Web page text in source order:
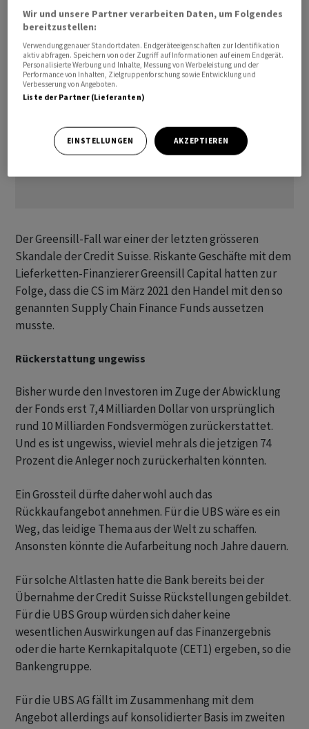
Der Greensill-Fall war einer der letzten grösseren
Skandale der Credit Suisse. Riskante Geschäfte mit dem
Lieferketten-Finanzierer Greensill Capital hatten zur
Folge, dass die CS im März 2021 den Handel mit den so
genannten Supply Chain Finance Funds aussetzen
musste.
Rückerstattung ungewiss
Bisher wurde den Investoren im Zuge der Abwicklung
der Fonds erst 7,4 Milliarden Dollar von ursprünglich
rund 10 Milliarden Fondsvermögen zurückerstattet.
Und es ist ungewiss, wieviel mehr als die jetzigen 74
Prozent die Anleger noch zurückerhalten könnten.
Ein Grossteil dürfte daher wohl auch das
Rückkaufangebot annehmen. Für die UBS wäre es ein
Weg, das leidige Thema aus der Welt zu schaffen.
Ansonsten könnte die Aufarbeitung noch Jahre dauern.
Für solche Altlasten hatte die Bank bereits bei der
Übernahme der Credit Suisse Rückstellungen gebildet.
Für die UBS Group würden sich daher keine
wesentlichen Auswirkungen auf das Finanzergebnis
oder die harte Kernkapitalquote (CET1) ergeben, so die
Bankengruppe.
Für die UBS AG fällt im Zusammenhang mit dem
Angebot allerdings auf konsolidierter Basis im zweiten
Wir und unsere Partner verarbeiten Daten, um Folgendes
bereitzustellen:
Verwendung genauer Standortdaten. Endgeräteeigenschaften zur Identifikation
aktiv abfragen. Speichern von oder Zugriff auf Informationen auf einem Endgerät.
Personalisierte Werbung und Inhalte, Messung von Werbeleistung und der
Performance von Inhalten, Zielgruppenforschung sowie Entwicklung und
Verbesserung von Angeboten.
Liste der Partner (Lieferanten)
EINSTELLUNGEN AKZEPTIEREN